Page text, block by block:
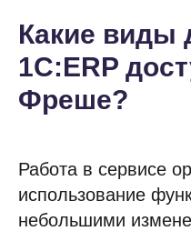
Какие виды
1С:ERP
Фреше?
Работа в сервисе
использование
небольшими